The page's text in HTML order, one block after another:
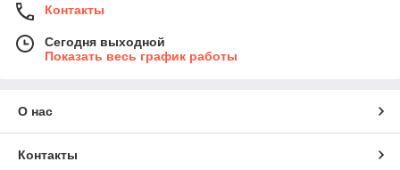
Контакты
Сегодня выходной
Показать весь график работы
О нас
Контакты